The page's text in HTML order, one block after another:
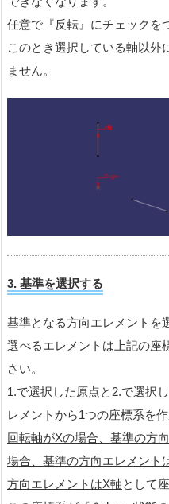
任意で『反転』にチェックを
このとき選択している軸以外
ません。
3. 基準を選択する
基準となる方向エレメントを
選べるエレメントは上記の座
さい。
1.で選択した原点と2.で選択
レメントから1つの座標系を
回転軸がXの場合、基準の方
場合、基準の方向エレメント
方向エレメントはX軸として